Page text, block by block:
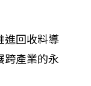
進回收料導
跨產業的永